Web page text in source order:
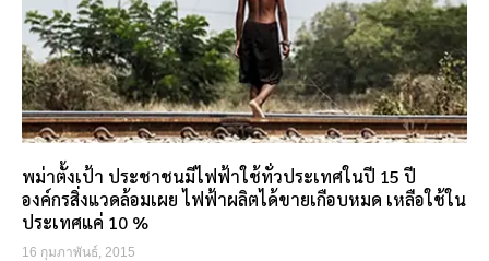
พม่าตั้งเป้า ประชาชนมีไฟฟ้าใช้ทั่วประเทศในปี 15 ปี
องค์กรสิ่งแวดล้อมเผย ไฟฟ้าผลิตได้ขายเกือบหมด เหลือใช้ใน
ประเทศแค่ 10 %
16 กุมภาพันธ์, 2015